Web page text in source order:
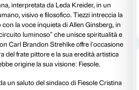
2025 alle ore 17.30 presso la
(Piazza Mino da Fiesole 24) il
Carl Brandon Strehlke e
video ispirata alla biografia che